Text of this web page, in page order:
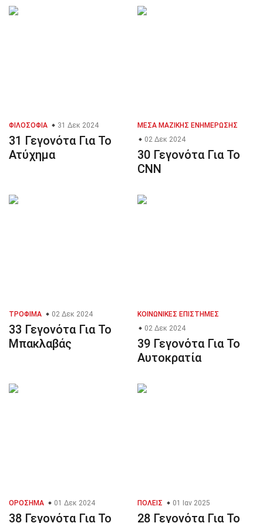
ΦΙΛΟΣΟΦΊΑ 31 Δεκ 2024
31 Γεγονότα Για Το
Ατύχημα
ΜΈΣΑ ΜΑΖΙΚΉΣ ΕΝΗΜΈΡΩΣΗΣ
02 Δεκ 2024
30 Γεγονότα Για Το
CNN
ΤΡΌΦΙΜΑ 02 Δεκ 2024
33 Γεγονότα Για Το
Μπακλαβάς
ΚΟΙΝΩΝΙΚΈΣ ΕΠΙΣΤΉΜΕΣ
02 Δεκ 2024
39 Γεγονότα Για Το
Αυτοκρατία
ΟΡΌΣΗΜΑ 01 Δεκ 2024
38 Γεγονότα Για Το
ΠΌΛΕΙΣ 01 Ιαν 2025
28 Γεγονότα Για Το